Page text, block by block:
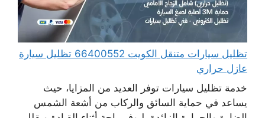
تظليل سيارات متنقل الكويت 66400552 تظليل سيارة
عازل حراري
خدمة تظليل سيارات توفر العديد من المزايا، حيث
يساعد في حماية السائق والركاب من أشعة الشمس